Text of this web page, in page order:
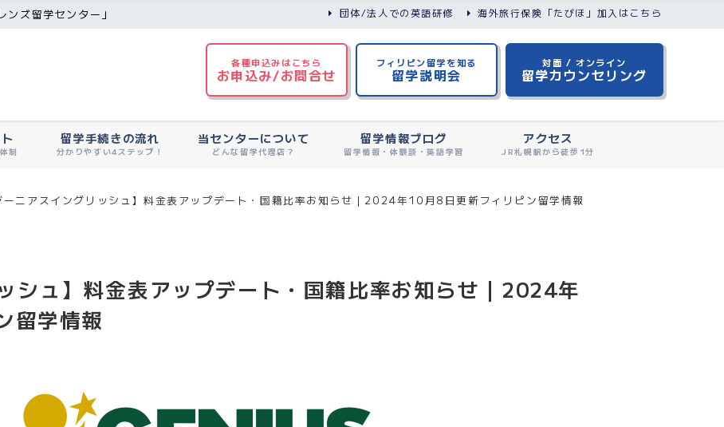
ズ留学センター」 団体/法人での英語研修 海外旅行保険「たびほ」加入はこちら
各種申込みはこちら
お申込み/お問合せ
フィリピン留学を知る
留学説明会
対面 / オンライン
留学カウンセリング
制
留学手続きの流れ
分かりやすい4ステップ！
当センターについて
どんな留学代理店？
留学情報ブログ
留学情報・体験談・英語学習
アクセス
JR札幌駅から徒歩1分
ーニアスイングリッシュ】料金表アップデート・国籍比率お知らせ｜2024年10月8日更新フィリピン留学情報
シュ】料金表アップデート・国籍比率お知らせ｜2024年
留学情報